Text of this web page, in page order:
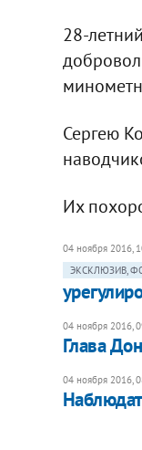
28-
Сергею
Их
04 ноября 2016,
ЭКСКЛЮЗИВ,
04 ноября 2016,
Глава
04 ноября 2016,